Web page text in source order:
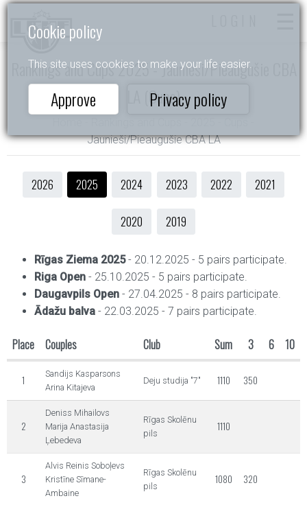
Cookie policy
This site uses cookies to make your life easier.
Approve Privacy policy
Rankings and Cups 2025 - Jaunieši/Pieaugušie CBA
LA (Cups)
Jaunieši/Pieaugušie CBA LA
2026 2025 2024 2023 2022 2021
2020 2019
Rīgas Ziema 2025- 20.12.2025 - 5 pairs participate.
Riga Open - 25.10.2025 - 5 pairs participate.
Daugavpils Open - 27.04.2025 - 8 pairs participate.
Ādažu balva - 22.03.2025 - 7 pairs participate.
Place Couples Club Sum 3 6 10
1
Sandijs Kasparsons
Arina Kitajeva
Deju studija "7" 1110 350
2
Deniss Mihailovs
Marija Anastasija
Ļebedeva
Rīgas Skolēnu
pils
1110
3
Alvis Reinis Soboļevs
Kristīne Sīmane-
Ambaine
Rīgas Skolēnu
pils
1080 320